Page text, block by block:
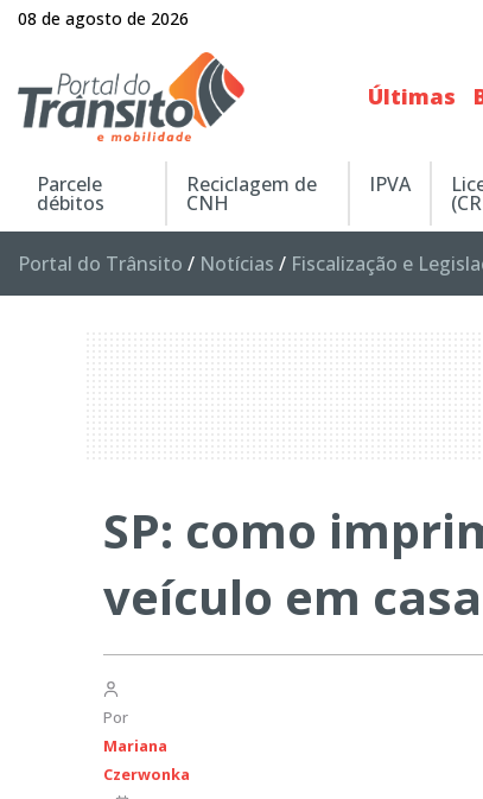
08 de agosto de 2026
Últimas
Parcele
débitos
Reciclagem de
CNH
IPVA
Portal do Trânsito / Notícias / Fiscalização e
SP: como
veículo em casa
Por
Mariana
Czerwonka